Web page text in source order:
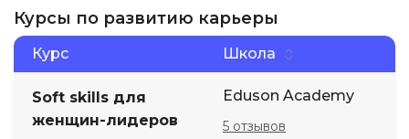
Курсы по развитию карьеры
Курс Школа
Soft skills для
женщин-лидеров
Eduson Academy
5 отзывов